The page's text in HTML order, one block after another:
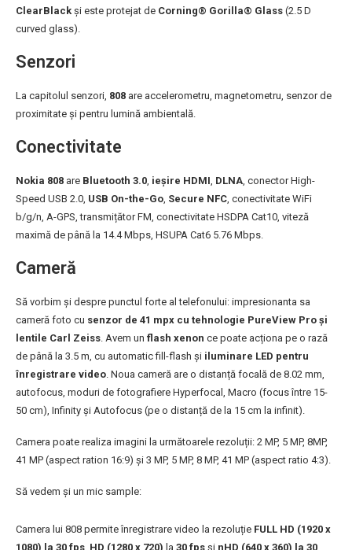
ClearBlack și este protejat de Corning® Gorilla® Glass (2.5 D
curved glass).
Senzori
La capitolul senzori, 808 are accelerometru, magnetometru, senzor de
proximitate și pentru lumină ambientală.
Conectivitate
Nokia 808 are Bluetooth 3.0, ieșire HDMI, DLNA, conector High-
Speed USB 2.0, USB On-the-Go, Secure NFC, conectivitate WiFi
b/g/n, A-GPS, transmițător FM, conectivitate HSDPA Cat10, viteză
maximă de până la 14.4 Mbps, HSUPA Cat6 5.76 Mbps.
Cameră
Să vorbim și despre punctul forte al telefonului: impresionanta sa
cameră foto cu senzor de 41 mpx cu tehnologie PureView Pro și
lentile Carl Zeiss. Avem un flash xenon ce poate acționa pe o rază
de până la 3.5 m, cu automatic fill-flash și iluminare LED pentru
înregistrare video. Noua cameră are o distanță focală de 8.02 mm,
autofocus, moduri de fotografiere Hyperfocal, Macro (focus între 15-
50 cm), Infinity și Autofocus (pe o distanță de la 15 cm la infinit).
Camera poate realiza imagini la următoarele rezoluții: 2 MP, 5 MP, 8MP,
41 MP (aspect ration 16:9) și 3 MP, 5 MP, 8 MP, 41 MP (aspect ratio 4:3).
Să vedem și un mic sample:
Camera lui 808 permite înregistrare video la rezoluție FULL HD (1920 x
1080) la 30 fps HD (1280 x 720) la 30 fps și nHD (640 x 360) la 30